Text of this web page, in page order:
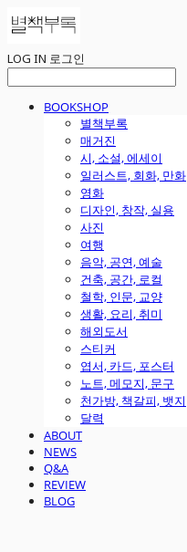
LOG IN 로그인
BOOKSHOP
별책부록
매거진
시, 소설, 에세이
일러스트, 회화, 만화
영화
디자인, 창작, 실용
사진
여행
음악, 공연, 예술
건축, 공간, 로컬
철학, 인문, 교양
생활, 요리, 취미
해외도서
스티커
엽서, 카드, 포스터
노트, 메모지, 문구
천가방, 책갈피, 뱃지
달력
ABOUT
NEWS
Q&A
REVIEW
BLOG